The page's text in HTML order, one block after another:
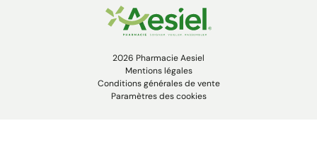
2026 Pharmacie Aesiel
Mentions légales
Conditions générales de vente
Paramètres des cookies